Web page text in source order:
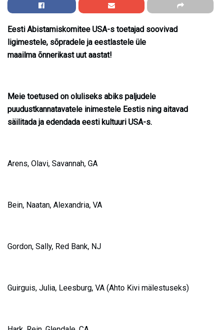
Eesti Abistamiskomitee USA-s toetajad soovivad
ligimestele, sõpradele ja eestlastele üle
maailma õnnerikast uut aastat!
Meie toetused on oluliseks abiks paljudele
puudustkannatavatele inimestele Eestis ning aitavad
säilitada ja edendada eesti kultuuri USA-s.
Arens, Olavi, Savannah, GA
Bein, Naatan, Alexandria, VA
Gordon, Sally, Red Bank, NJ
Guirguis, Julia, Leesburg, VA (Ahto Kivi mälestuseks)